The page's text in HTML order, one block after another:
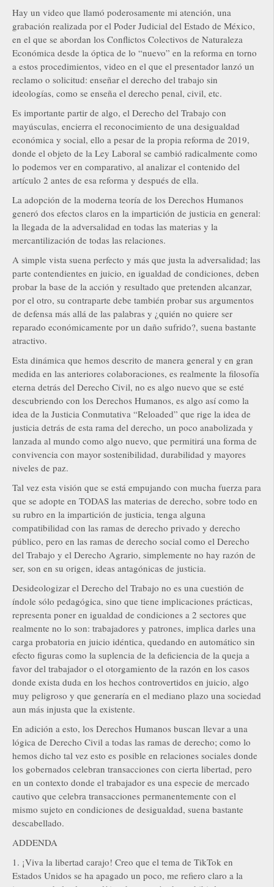
Hay un video que llamó poderosamente mi atención, una
grabación realizada por el Poder Judicial del Estado de México,
en el que se abordan los Conflictos Colectivos de Naturaleza
Económica desde la óptica de lo “nuevo” en la reforma en torno
a estos procedimientos, video en el que el presentador lanzó un
reclamo o solicitud: enseñar el derecho del trabajo sin
ideologías, como se enseña el derecho penal, civil, etc.
Es importante partir de algo, el Derecho del Trabajo con
mayúsculas, encierra el reconocimiento de una desigualdad
económica y social, ello a pesar de la propia reforma de 2019,
donde el objeto de la Ley Laboral se cambió radicalmente como
lo podemos ver en comparativo, al analizar el contenido del
artículo 2 antes de esa reforma y después de ella.
La adopción de la moderna teoría de los Derechos Humanos
generó dos efectos claros en la impartición de justicia en general:
la llegada de la adversalidad en todas las materias y la
mercantilización de todas las relaciones.
A simple vista suena perfecto y más que justa la adversalidad; las
parte contendientes en juicio, en igualdad de condiciones, deben
probar la base de la acción y resultado que pretenden alcanzar,
por el otro, su contraparte debe también probar sus argumentos
de defensa más allá de las palabras y ¿quién no quiere ser
reparado económicamente por un daño sufrido?, suena bastante
atractivo.
Esta dinámica que hemos descrito de manera general y en gran
medida en las anteriores colaboraciones, es realmente la filosofía
eterna detrás del Derecho Civil, no es algo nuevo que se esté
descubriendo con los Derechos Humanos, es algo así como la
idea de la Justicia Conmutativa “Reloaded” que rige la idea de
justicia detrás de esta rama del derecho, un poco anabolizada y
lanzada al mundo como algo nuevo, que permitirá una forma de
convivencia con mayor sostenibilidad, durabilidad y mayores
niveles de paz.
Tal vez esta visión que se está empujando con mucha fuerza para
que se adopte en TODAS las materias de derecho, sobre todo en
su rubro en la impartición de justicia, tenga alguna
compatibilidad con las ramas de derecho privado y derecho
público, pero en las ramas de derecho social como el Derecho
del Trabajo y el Derecho Agrario, simplemente no hay razón de
ser, son en su origen, ideas antagónicas de justicia.
Desideologizar el Derecho del Trabajo no es una cuestión de
índole sólo pedagógica, sino que tiene implicaciones prácticas,
representa poner en igualdad de condiciones a 2 sectores que
realmente no lo son: trabajadores y patrones, implica darles una
carga probatoria en juicio idéntica, quedando en automático sin
efecto figuras como la suplencia de la deficiencia de la queja a
favor del trabajador o el otorgamiento de la razón en los casos
donde exista duda en los hechos controvertidos en juicio, algo
muy peligroso y que generaría en el mediano plazo una sociedad
aun más injusta que la existente.
En adición a esto, los Derechos Humanos buscan llevar a una
lógica de Derecho Civil a todas las ramas de derecho; como lo
hemos dicho tal vez esto es posible en relaciones sociales donde
los gobernados celebran transacciones con cierta libertad, pero
en un contexto donde el trabajador es una especie de mercado
cautivo que celebra transacciones permanentemente con el
mismo sujeto en condiciones de desigualdad, suena bastante
descabellado.
ADDENDA
1. ¡Viva la libertad carajo! Creo que el tema de TikTok en
Estados Unidos se ha apagado un poco, me refiero claro a la